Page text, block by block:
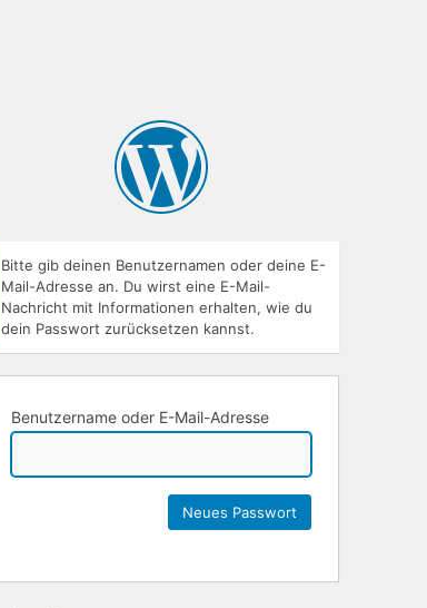
Bitte gib deinen Benutzernamen oder deine E-
Mail-Adresse an. Du wirst eine E-Mail-
Nachricht mit Informationen erhalten, wie du
dein Passwort zurücksetzen kannst.
Benutzername oder E-Mail-Adresse